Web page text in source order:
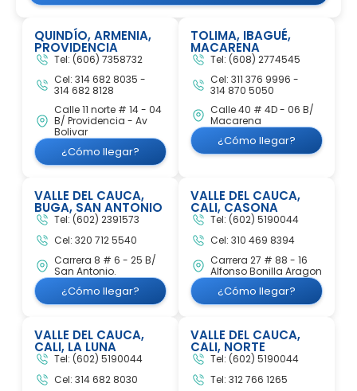
QUINDÍO, ARMENIA,
PROVIDENCIA
Tel: (606) 7358732
Cel: 314 682 8035 -
314 682 8128
Calle 11 norte # 14 - 04
B/ Providencia - Av
Bolivar
¿Cómo llegar?
TOLIMA, IBAGUÉ,
MACARENA
Tel: (608) 2774545
Cel: 311 376 9996 -
314 870 5050
Calle 40 # 4D - 06 B/
Macarena
¿Cómo llegar?
VALLE DEL CAUCA,
BUGA, SAN ANTONIO
Tel: (602) 2391573
Cel: 320 712 5540
Carrera 8 # 6 - 25 B/
San Antonio.
¿Cómo llegar?
VALLE DEL CAUCA,
CALI, CASONA
Tel: (602) 5190044
Cel: 310 469 8394
Carrera 27 # 88 - 16
Alfonso Bonilla Aragon
¿Cómo llegar?
VALLE DEL CAUCA,
CALI, LA LUNA
Tel: (602) 5190044
Cel: 314 682 8030
VALLE DEL CAUCA,
CALI, NORTE
Tel: (602) 5190044
Tel: 312 766 1265